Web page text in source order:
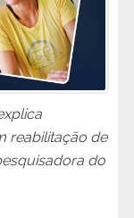
reabilitação de
do